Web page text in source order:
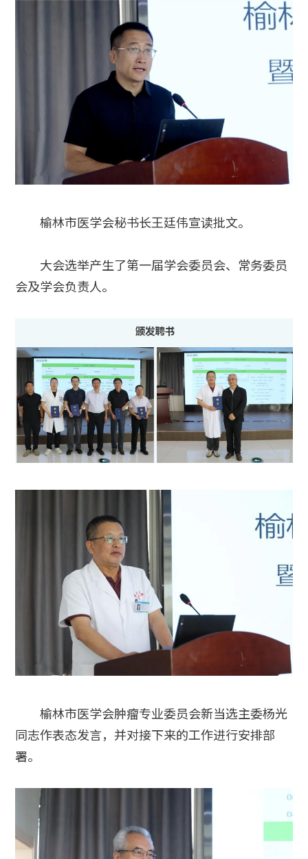
榆林市医学会秘书长王廷伟宣读批文。
大会选举产生了第一届学会委员会、常务委员
会及学会负责人。
榆林市医学会肿瘤专业委员会新当选主委杨光
同志作表态发言，并对接下来的工作进行安排部
署。